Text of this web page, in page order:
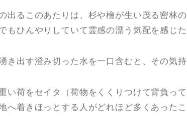
の出るこのあたりは、杉や檜が生い茂る密林
もひんやりしていて霊感の漂う気配を感じた
き出す澄み切った水を一口含むと、その気
い荷をセイタ（荷物をくくりつけて背負っ
へ着きほっとする人がどれほど多くあった